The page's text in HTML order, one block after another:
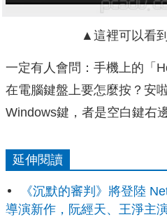
▲這裡可以看
一定有人會問：手機上的「
在電腦鍵盤上要怎麼按？安
Windows鍵，者是空白鍵右
延伸閱讀
《沉默的審判》將登陸
導演新作，阮經天、王淨主